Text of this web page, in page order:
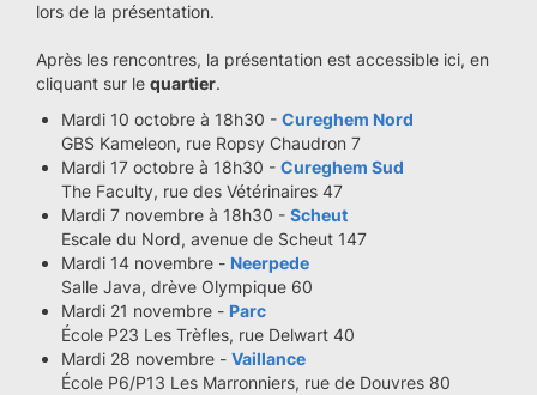
lors de la présentation.
Après les rencontres, la présentation est accessible ici, en
cliquant sur le quartier.
Mardi 10 octobre à 18h30 - Cureghem Nord
GBS Kameleon, rue Ropsy Chaudron 7
Mardi 17 octobre à 18h30 - Cureghem Sud
The Faculty, rue des Vétérinaires 47
Mardi 7 novembre à 18h30 - Scheut
Escale du Nord, avenue de Scheut 147
Mardi 14 novembre - Neerpede
Salle Java, drève Olympique 60
Mardi 21 novembre - Parc
École P23 Les Trèfles, rue Delwart 40
Mardi 28 novembre - Vaillance
École P6/P13 Les Marronniers, rue de Douvres 80